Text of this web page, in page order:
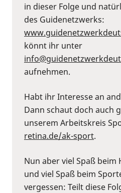
in dieser Folge und
des Guidenetzwerks:
könnt ihr unter
aufnehmen.
Habt ihr Interesse an
Dann schaut doch auch
unserem Arbeitskreis
retina.de/ak-sport⁠.
Nun aber viel Spaß beim
und viel Spaß beim
vergessen: Teilt diese